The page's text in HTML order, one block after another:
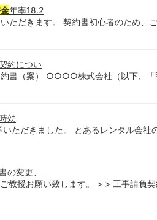
年率18.2
ただきます。 契約書初心者のため、
約につい
約書（案） ○○○○株式会社（以下、
効
ただきました。 とあるレンタル会社
の変更、
教授お願い致します。 > > 工事請負